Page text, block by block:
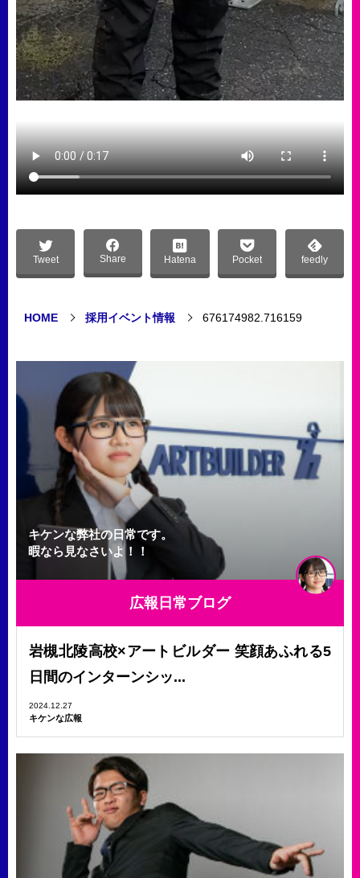
Tweet Share Hatena Pocket feedly
HOME 採用イベント情報 676174982.716159
キケンな弊社の日常です。
暇なら見なさいよ！！
広報日常ブログ
岩槻北陵高校×アートビルダー 笑顔あふれる5
日間のインターンシッ...
2024.12.27
キケンな広報